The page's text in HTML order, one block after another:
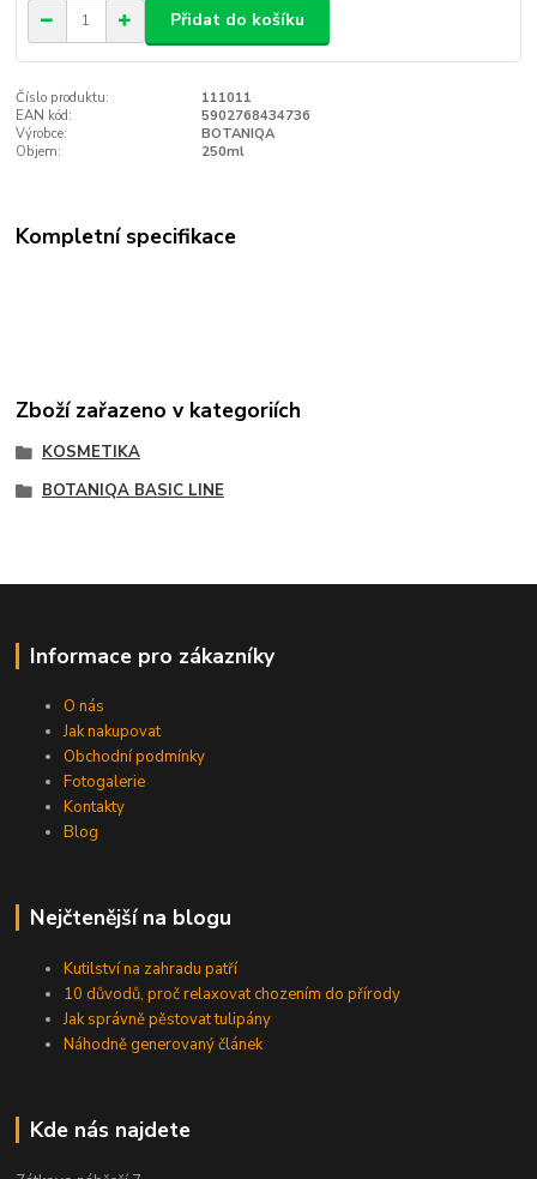
Přidat do košíku
Číslo produktu:
111011
EAN kód:
5902768434736
Výrobce:
BOTANIQA
Objem:
250ml
Kompletní specifikace
Zboží zařazeno v kategoriích
KOSMETIKA
BOTANIQA BASIC LINE
Informace pro zákazníky
O nás
Jak nakupovat
Obchodní podmínky
Fotogalerie
Kontakty
Blog
Nejčtenější na blogu
Kutilství na zahradu patří
10 důvodů, proč relaxovat chozením do přírody
Jak správně pěstovat tulipány
Náhodně generovaný článek
Kde nás najdete